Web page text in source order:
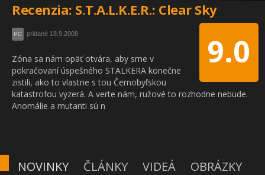
Recenzia: S.T.A.L.K.E.R.: Clear Sky
9.0
PC pridané 18.9.2008
Zóna sa nám opäť otvára, aby sme v
pokračovaní úspešného STALKERA konečne
zistili, ako to vlastne s tou Černobyľskou
katastrofou vyzerá. A verte nám, ružové to rozhodne nebude.
Anomálie a mutanti sú n
NOVINKY ČLÁNKY VIDEÁ OBRÁZKY